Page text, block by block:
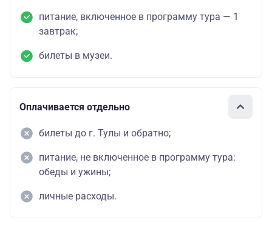
питание, включенное в программу тура — 1
завтрак;
билеты в музеи.
Оплачивается отдельно
билеты до г. Тулы и обратно;
питание, не включенное в программу тура:
обеды и ужины;
личные расходы.